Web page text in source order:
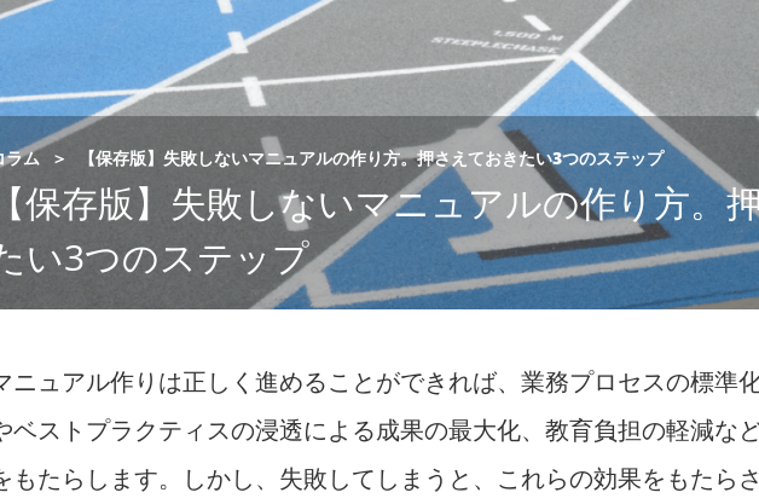
ラム 【保存版】失敗しないマニュアルの作り方。押さえておきたい3つのステップ
【保存版】失敗しないマニュアルの作り方。
い3つのステップ
ニュアル作りは正しく進めることができれば、業務プロセスの標準
ベストプラクティスの浸透による成果の最大化、教育負担の軽減な
もたらします。しかし、失敗してしまうと、これらの効果をもたら